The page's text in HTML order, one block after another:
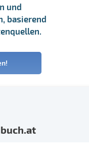
und
basierend